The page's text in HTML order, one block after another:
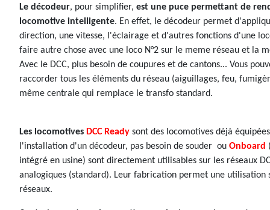
Le décodeur, pour simplifier, est une puce permettant de
locomotive intelligente. En effet, le décodeur permet
direction, une vitesse, l'éclairage et d'autres fonctions d'une
faire autre chose avec une loco N°2 sur le meme réseau et la
Avec le DCC, plus besoin de coupures et de cantons... Vous
raccorder tous les éléments du réseau (aiguillages, feu,
même centrale qui remplace le transfo standard.
Les locomotives DCC Ready sont des locomotives déjà
l'installation d'un décodeur, pas besoin de souder ou Onboard
intégré en usine) sont directement utilisables sur les réseaux
analogiques (standard). Leur fabrication permet une utilisation
réseaux.